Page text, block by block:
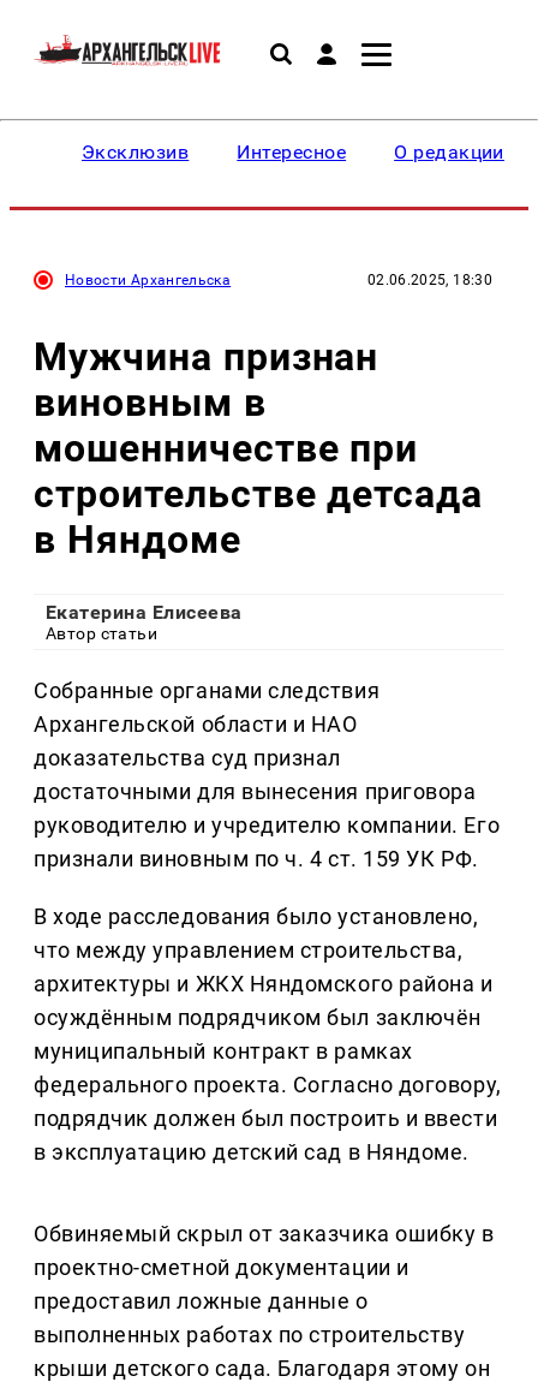
Эксклюзив Интересное О редакции
Новости Архангельска 02.06.2025, 18:30
Мужчина признан
виновным в
мошенничестве при
строительстве детсада
в Няндоме
Екатерина Елисеева
Автор статьи
Собранные органами следствия
Архангельской области и НАО
доказательства суд признал
достаточными для вынесения приговора
руководителю и учредителю компании. Его
признали виновным по ч. 4 ст. 159 УК РФ.
В ходе расследования было установлено,
что между управлением строительства,
архитектуры и ЖКХ Няндомского района и
осуждённым подрядчиком был заключён
муниципальный контракт в рамках
федерального проекта. Согласно договору,
подрядчик должен был построить и ввести
в эксплуатацию детский сад в Няндоме.
Обвиняемый скрыл от заказчика ошибку в
проектно-сметной документации и
предоставил ложные данные о
выполненных работах по строительству
крыши детского сада. Благодаря этому он